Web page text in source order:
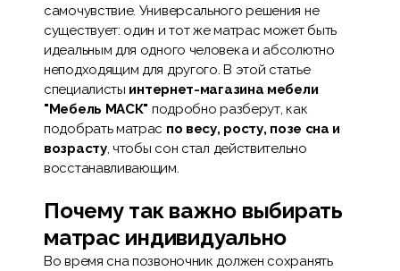
самочувствие. Универсального решения не
существует: один и тот же матрас может быть
идеальным для одного человека и абсолютно
неподходящим для другого. В этой статье
специалисты интернет-магазина мебели
"Мебель МАСК" подробно разберут, как
подобрать матрас по весу, росту, позе сна и
возрасту, чтобы сон стал действительно
восстанавливающим.
Почему так важно выбирать
матрас индивидуально
Во время сна позвоночник должен сохранять